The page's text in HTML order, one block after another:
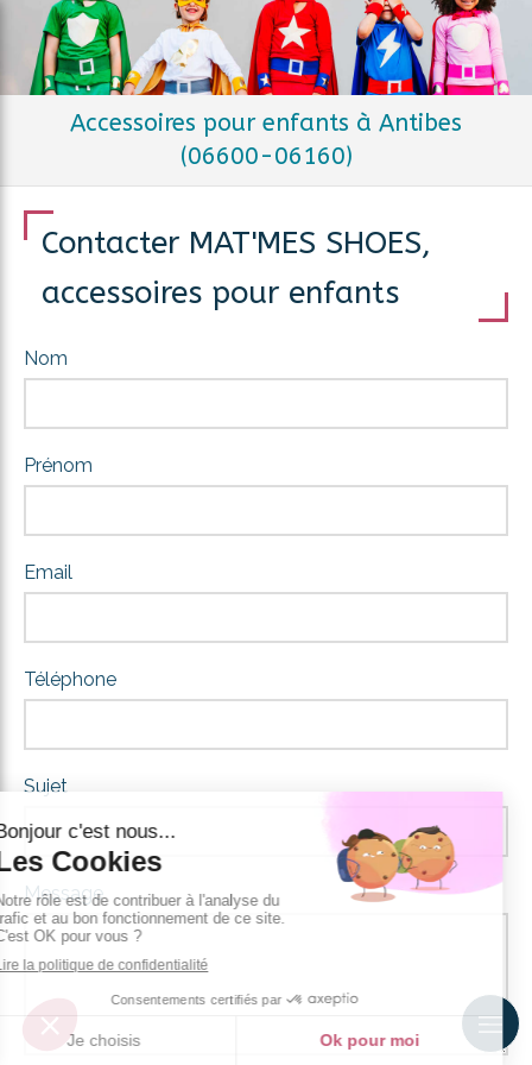
Accessoires pour enfants à Antibes
(06600-06160)
Contacter MAT'MES SHOES,
accessoires pour enfants
Nom
Prénom
Email
Téléphone
Sujet
Message